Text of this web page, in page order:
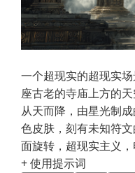
一个超现实的超现实
座古老的寺庙上方的
从天而降，由星光制
色皮肤，刻有未知符
面旋转，超现实主义，
+ 使用提示词